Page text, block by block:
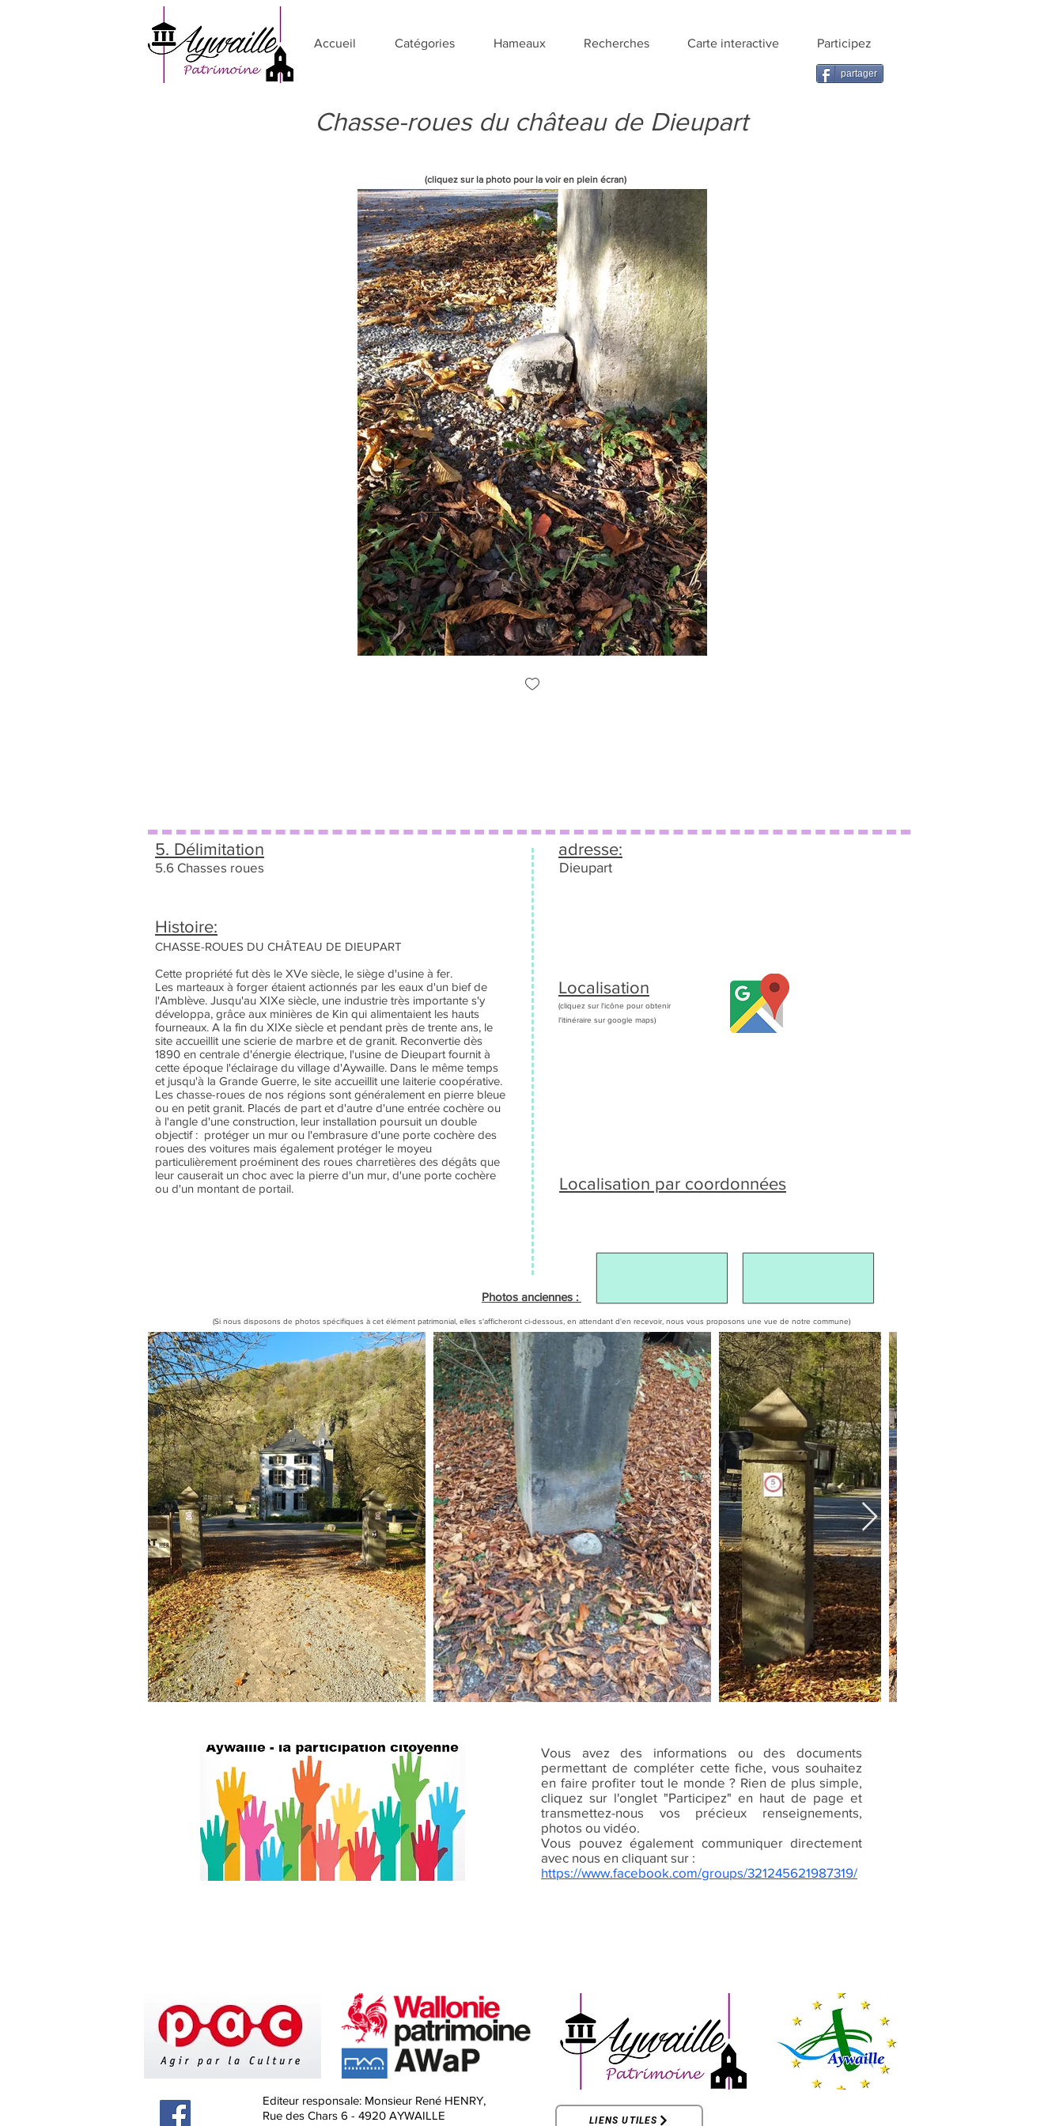
Accueil Catégories Hameaux Recherches Carte interactive Participez
partager
Chasse-roues du château de Dieupart
(cliquez sur la photo pour la voir en plein écran)
5. Délimitation
5.6 Chasses roues
adresse:
Dieupart
Histoire:
CHASSE-ROUES DU CHÂTEAU DE DIEUPART
Cette propriété fut dès le XVe siècle, le siège d'usine à fer.
Les marteaux à forger étaient actionnés par les eaux d'un bief de
l'Amblève. Jusqu'au XIXe siècle, une industrie très importante s'y
développa, grâce aux minières de Kin qui alimentaient les hauts
fourneaux. A la fin du XIXe siècle et pendant près de trente ans, le
site accueillit une scierie de marbre et de granit. Reconvertie dès
1890 en centrale d'énergie électrique, l'usine de Dieupart fournit à
cette époque l'éclairage du village d'Aywaille. Dans le même temps
et jusqu'à la Grande Guerre, le site accueillit une laiterie coopérative.
Les chasse-roues de nos régions sont généralement en pierre bleue
ou en petit granit. Placés de part et d'autre d'une entrée cochère ou
à l'angle d'une construction, leur installation poursuit un double
objectif : protéger un mur ou l'embrasure d'une porte cochère des
roues des voitures mais également protéger le moyeu
particulièrement proéminent des roues charretières des dégâts que
leur causerait un choc avec la pierre d'un mur, d'une porte cochère
ou d'un montant de portail.
Localisation
(cliquez sur l'icône pour obtenir
l'itinéraire sur google maps)
Localisation par coordonnées
Photos anciennes :
(Si nous disposons de photos spécifiques à cet élément patrimonial, elles s'afficheront ci-dessous, en attendant d'en recevoir, nous vous proposons une vue de notre commune)
Vous avez des informations ou des documents
permettant de compléter cette fiche, vous souhaitez
en faire profiter tout le monde ? Rien de plus simple,
cliquez sur l'onglet "Participez" en haut de page et
transmettez-nous vos précieux renseignements,
photos ou vidéo.
Vous pouvez également communiquer directement
avec nous en cliquant sur :
https://www.facebook.com/groups/321245621987319/
Editeur responsale: Monsieur René HENRY,
Rue des Chars 6 - 4920 AYWAILLE
LIENS UTILES